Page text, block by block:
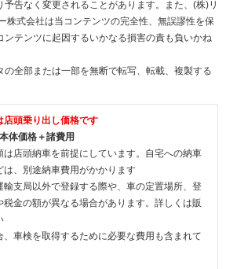
告なく変更されることがあります。また、(株)リ
株式会社は当コンテンツの完全性、無誤謬性を保
ンテンツに起因するいかなる損害の責も負いかね
全部または一部を無断で転写、転載、複製する
店頭乗り出し価格です
体価格＋諸費用
店頭納車を前提にしています。自宅への納車
は、別途納車費用がかかります
支局以外で登録する際や、車の定置場所、登
金の額が異なる場合があります。詳しくは販
車検を取得するために必要な費用も含まれて